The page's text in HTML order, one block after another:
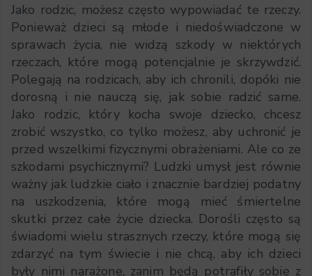
Jako rodzic, możesz często wypowiadać te rzeczy.
Ponieważ dzieci są młode i niedoświadczone w
sprawach życia, nie widzą szkody w niektórych
rzeczach, które mogą potencjalnie je skrzywdzić.
Polegają na rodzicach, aby ich chronili, dopóki nie
dorosną i nie nauczą się, jak sobie radzić same.
Jako rodzic, który kocha swoje dziecko, chcesz
zrobić wszystko, co tylko możesz, aby uchronić je
przed wszelkimi fizycznymi obrażeniami. Ale co ze
szkodami psychicznymi? Ludzki umysł jest równie
ważny jak ludzkie ciało i znacznie bardziej podatny
na uszkodzenia, które mogą mieć śmiertelne
skutki przez całe życie dziecka. Dorośli często są
świadomi wielu strasznych rzeczy, które mogą się
zdarzyć na tym świecie i nie chcą, aby ich dzieci
były nimi narażone, zanim będą potrafiły sobie z